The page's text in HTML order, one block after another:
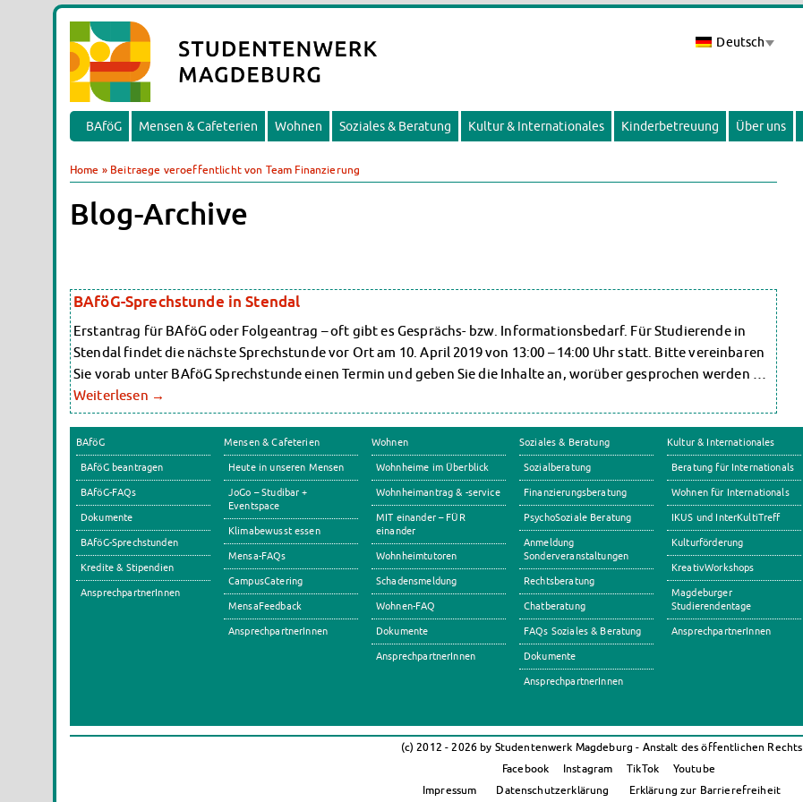
Deutsch
BAföG Mensen & Cafeterien Wohnen Soziales & Beratung Kultur & Internationales Kinderbetreuung Über uns
Home » Beitraege veroeffentlicht von Team Finanzierung
Blog-Archive
BAföG-Sprechstunde in Stendal
Erstantrag für BAföG oder Folgeantrag – oft gibt es Gesprächs- bzw. Informationsbedarf. Für Studierende in
Stendal findet die nächste Sprechstunde vor Ort am 10. April 2019 von 13:00 – 14:00 Uhr statt. Bitte vereinbaren
Sie vorab unter BAföG Sprechstunde einen Termin und geben Sie die Inhalte an, worüber gesprochen werden …
Weiterlesen →
BAföG
BAföG beantragen
BAföG-FAQs
Dokumente
BAföG-Sprechstunden
Kredite & Stipendien
AnsprechpartnerInnen
Mensen & Cafeterien
Heute in unseren Mensen
JoGo – Studibar +
Eventspace
Klimabewusst essen
Mensa-FAQs
CampusCatering
MensaFeedback
AnsprechpartnerInnen
Wohnen
Wohnheime im Überblick
Wohnheimantrag & -service
MIT einander – FÜR
einander
Wohnheimtutoren
Schadensmeldung
Wohnen-FAQ
Dokumente
AnsprechpartnerInnen
Soziales & Beratung
Sozialberatung
Finanzierungsberatung
PsychoSoziale Beratung
Anmeldung
Sonderveranstaltungen
Rechtsberatung
Chatberatung
FAQs Soziales & Beratung
Dokumente
AnsprechpartnerInnen
Kultur & Internationales
Beratung für Internationals
Wohnen für Internationals
IKUS und InterKultiTreff
Kulturförderung
KreativWorkshops
Magdeburger
Studierendentage
AnsprechpartnerInnen
(c) 2012 - 2026 by Studentenwerk Magdeburg - Anstalt des öffentlichen Rechts
Facebook
Instagram TikTok
Youtube
Impressum
Datenschutzerklärung Erklärung zur Barrierefreiheit